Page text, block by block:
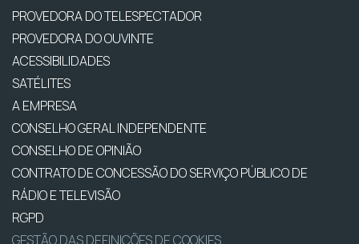
PROVEDORA DO TELESPECTADOR
PROVEDORA DO OUVINTE
ACESSIBILIDADES
SATÉLITES
A EMPRESA
CONSELHO GERAL INDEPENDENTE
CONSELHO DE OPINIÃO
CONTRATO DE CONCESSÃO DO SERVIÇO PÚBLICO DE
RÁDIO E TELEVISÃO
RGPD
GESTÃO DAS DEFINIÇÕES DE COOKIES